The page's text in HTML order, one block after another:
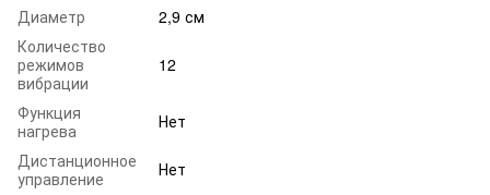
Диаметр
2,9 см
Количество
режимов
вибрации
12
Функция
нагрева
Нет
Дистанционное
управление
Нет